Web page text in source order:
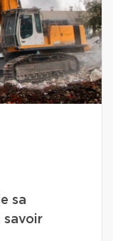
sa
savoir